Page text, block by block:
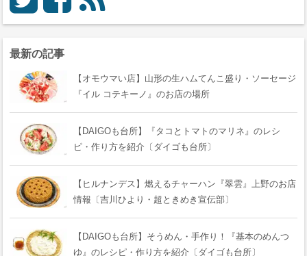
最新の記事
【オモウマい店】山形の生ハムてんこ盛り・ソーセージ
『イル コテキーノ』のお店の場所
【DAIGOも台所】『タコとトマトのマリネ』のレシ
ピ・作り方を紹介〔ダイゴも台所〕
【ヒルナンデス】燃えるチャーハン『翠雲』上野のお店
情報〔吉川ひより・超ときめき宣伝部〕
【DAIGOも台所】そうめん・手作り！『基本のめんつ
ゆ』のレシピ・作り方を紹介〔ダイゴも台所〕